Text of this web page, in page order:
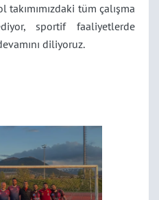
tüm çalışma
sportif faaliyetlerde
diliyoruz.